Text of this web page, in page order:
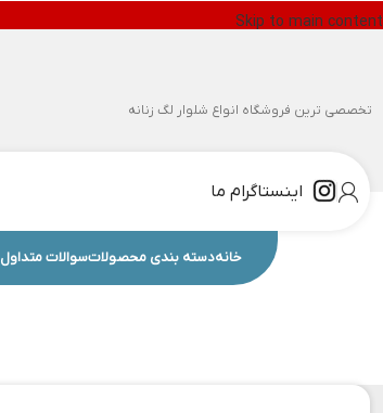
Skip to main content
تخصصی ترین فروشگاه انواع شلوار لگ زنانه
اینستاگرام ما
خانهدسته بندی محصولاتسوالات متداول